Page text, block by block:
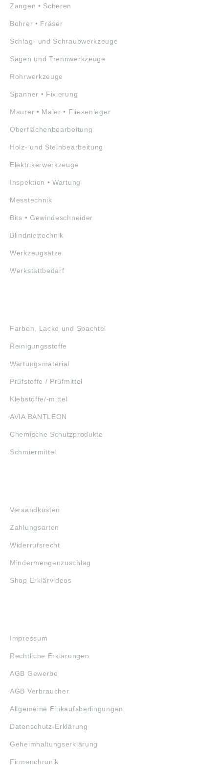
Zangen • Scheren
Bohrer • Fräser
Schlag- und Schraubwerkzeuge
Sägen und Trennwerkzeuge
Rohrwerkzeuge
Spanner • Fixierung
Maurer • Maler • Fliesenleger
Oberflächenbearbeitung
Holz- und Steinbearbeitung
Elektrikerwerkzeuge
Inspektion • Wartung
Messtechnik
Bits • Gewindeschneider
Blindniettechnik
Werkzeugsätze
Werkstattbedarf
Farben, Lacke und Spachtel
Reinigungsstoffe
Wartungsmaterial
Prüfstoffe / Prüfmittel
Klebstoffe/-mittel
AVIA BANTLEON
Chemische Schutzprodukte
Schmiermittel
Versandkosten
Zahlungsarten
Widerrufsrecht
Mindermengenzuschlag
Shop Erklärvideos
Impressum
Rechtliche Erklärungen
AGB Gewerbe
AGB Verbraucher
Allgemeine Einkaufsbedingungen
Datenschutz-Erklärung
Geheimhaltungserklärung
Firmenchronik